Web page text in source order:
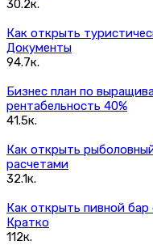
30.2к.
Как открыть
Документы
94.7к.
Бизнес план по
рентабельность 40%
41.5к.
Как открыть
расчетами
32.1к.
Как открыть пивной бар
Кратко
112к.